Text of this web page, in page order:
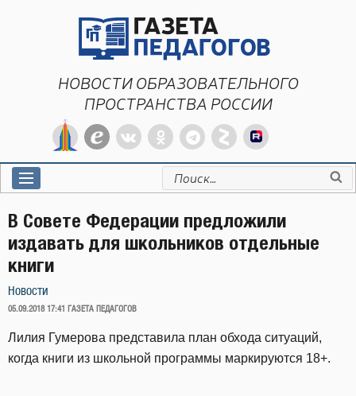
НОВОСТИ ОБРАЗОВАТЕЛЬНОГО
ПРОСТРАНСТВА РОССИИ
Искать:
В Совете Федерации предложили
издавать для школьников отдельные
книги
Новости
ОПУБЛИКОВАНО
05.09.2018 17:41 ГАЗЕТА ПЕДАГОГОВ
Лилия Гумерова представила план обхода ситуаций,
когда книги из школьной программы маркируются 18+.